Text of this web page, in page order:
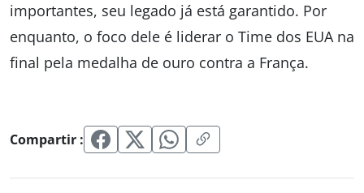
importantes, seu legado já está garantido. Por
enquanto, o foco dele é liderar o Time dos EUA na
final pela medalha de ouro contra a França.
Compartir :